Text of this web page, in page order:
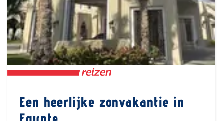
Een heerlijke zonvakantie in